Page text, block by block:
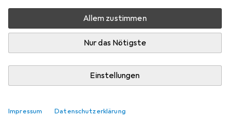
Allem zustimmen
Nur das Nötigste
Einstellungen
Impressum Datenschutzerklärung
Bewertungen
Zwischen Di, 18.8. und Do, 20.8. geliefert
Mehr als 10 Stück an Lager beim Lieferanten